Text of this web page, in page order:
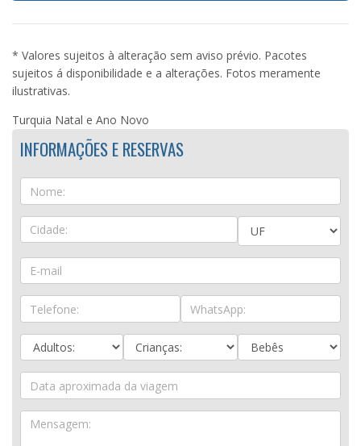
* Valores sujeitos à alteração sem aviso prévio. Pacotes
sujeitos á disponibilidade e a alterações. Fotos meramente
ilustrativas.
Turquia Natal e Ano Novo
INFORMAÇÕES E RESERVAS